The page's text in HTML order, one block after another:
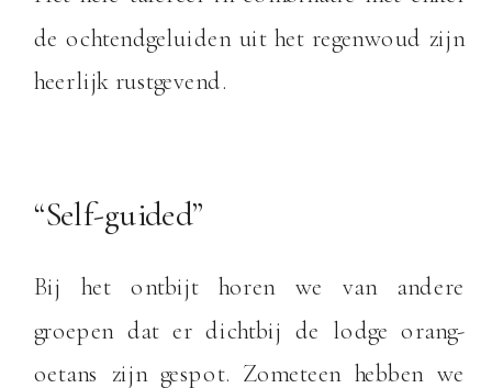
de ochtendgeluiden uit het regenwoud zijn
heerlijk rustgevend.
“Self-guided”
Bij het ontbijt horen we van andere
groepen dat er dichtbij de lodge orang-
oetans zijn gespot. Zometeen hebben we